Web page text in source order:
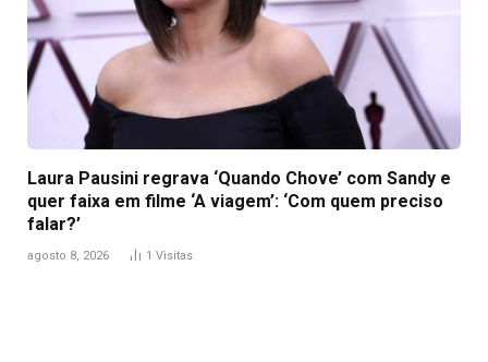
Laura Pausini regrava ‘Quando Chove’ com Sandy e
quer faixa em filme ‘A viagem’: ‘Com quem preciso
falar?’
agosto 8, 2026 1 Visitas